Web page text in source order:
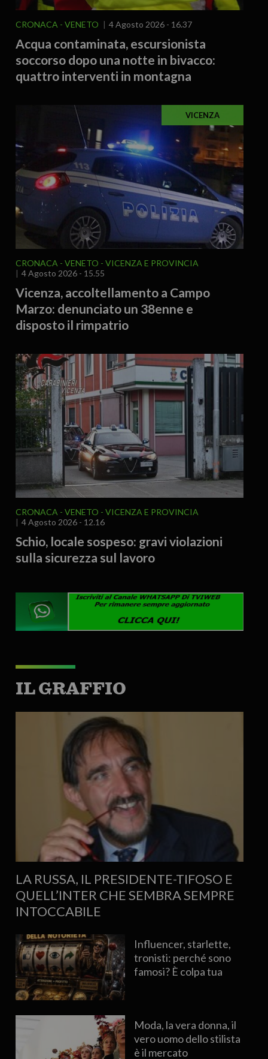
CRONACA VENETO 4 Agosto 2026 - 16.37
Acqua contaminata, escursionista
soccorso dopo una notte in bivacco:
quattro interventi in montagna
VICENZA
CRONACA VENETO
VICENZA E PROVINCIA
4 Agosto 2026 - 15.55
Vicenza, accoltellamento a Campo
Marzo: denunciato un 38enne e
disposto il rimpatrio
CRONACA VENETO
VICENZA E PROVINCIA
4 Agosto 2026 - 12.16
Schio, locale sospeso: gravi violazioni
sulla sicurezza sul lavoro
IL GRAFFIO
LA RUSSA, IL PRESIDENTE-TIFOSO E
QUELL’INTER CHE SEMBRA SEMPRE
INTOCCABILE
Influencer, starlette,
tronisti: perché sono
famosi? È colpa tua
Moda, la vera donna, il
vero uomo dello stilista
è il mercato